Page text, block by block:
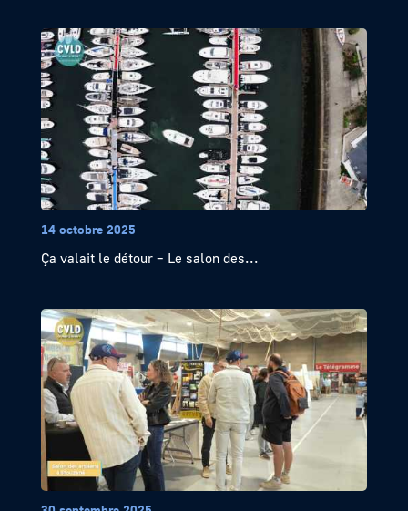
14 octobre 2025
Ça valait le détour – Le salon des...